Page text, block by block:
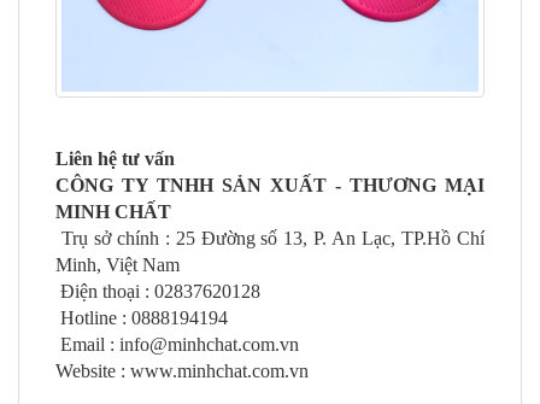
Liên hệ tư vấn
CÔNG TY TNHH SẢN XUẤT - THƯƠNG MẠI
MINH CHẤT
Trụ sở chính : 25 Đường số 13, P. An Lạc, TP.Hồ Chí
Minh, Việt Nam
Điện thoại : 02837620128
Hotline : 0888194194
Email : info@minhchat.com.vn
Website : www.minhchat.com.vn